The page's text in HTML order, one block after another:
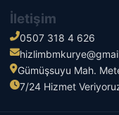
İletişim
0507 318 4 626
Gümüşsuyu Mah.
7/24 Hizmet